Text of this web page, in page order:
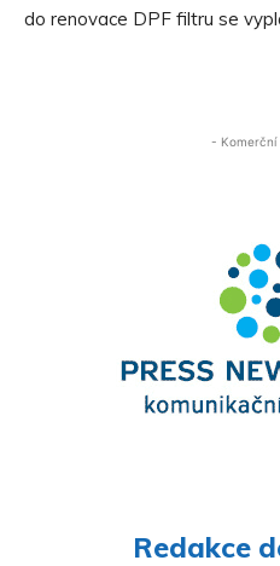
do renovace DPF filtru se
- Komerční
Redakce